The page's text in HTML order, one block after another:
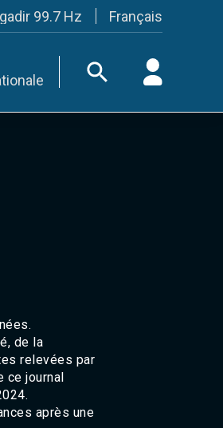
99.7 Hz
103.3 Hz
97.2 Hz
Settat 104,6
92.5 Hz
106.9 Hz
90.5 Hz
99.7 Hz
103.3 Hz
87.8 Hz
Fès 98.8 Hz
Français
de la
relevées par
ce journal
après une